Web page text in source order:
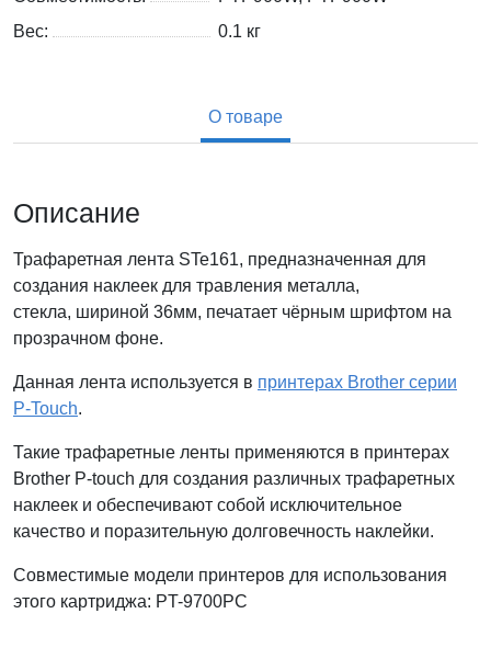
Вес:
0.1 кг
О товаре
Описание
Трафаретная лента STe161, предназначенная для
создания наклеек для травления металла,
стекла, шириной 36мм, печатает чёрным шрифтом на
прозрачном фоне.
Данная лента используется в принтерах Brother серии
P-Touch.
Такие трафаретные ленты применяются в принтерах
Brother P-touch для создания различных трафаретных
наклеек и обеспечивают собой исключительное
качество и поразительную долговечность наклейки.
Совместимые модели принтеров для использования
этого картриджа: PT-9700PC